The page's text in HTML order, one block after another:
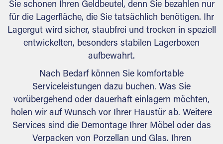
Sie schonen Ihren Geldbeutel, denn Sie bezahlen nur
für die Lagerfläche, die Sie tatsächlich benötigen. Ihr
Lagergut wird sicher, staubfrei und trocken in speziell
entwickelten, besonders stabilen Lagerboxen
aufbewahrt.
Nach Bedarf können Sie komfortable
Serviceleistungen dazu buchen. Was Sie
vorübergehend oder dauerhaft einlagern möchten,
holen wir auf Wunsch vor Ihrer Haustür ab. Weitere
Services sind die Demontage Ihrer Möbel oder das
Verpacken von Porzellan und Glas. Ihren